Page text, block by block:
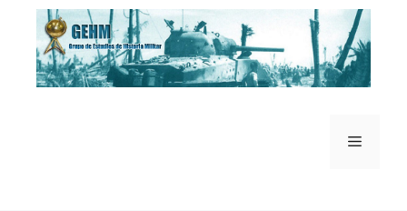
Saltar
contenido
Menú